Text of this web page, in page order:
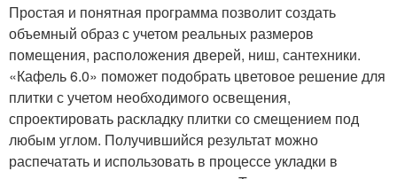
Простая и понятная программа позволит создать
объемный образ с учетом реальных размеров
помещения, расположения дверей, ниш, сантехники.
«Кафель 6.0» поможет подобрать цветовое решение для
плитки с учетом необходимого освещения,
спроектировать раскладку плитки со смещением под
любым углом. Получившийся результат можно
распечатать и использовать в процессе укладки в